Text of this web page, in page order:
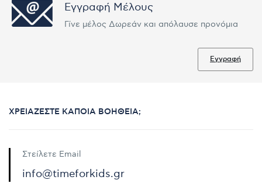
Εγγραφή Μέλους
Γίνε μέλος Δωρεάν και απόλαυσε προνόμια
Εγγραφή
ΧΡΕΙΆΖΕΣΤΕ ΚΆΠΟΙΑ ΒΟΉΘΕΙΑ;
Στείλετε Email
info@timeforkids.gr